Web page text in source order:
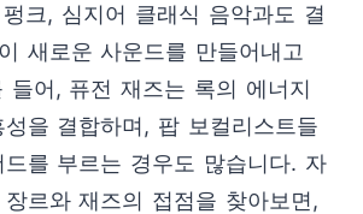
크, 심지어 클래식 음악과도 결
새로운 사운드를 만들어내고
들어, 퓨전 재즈는 록의 에너지
을 결합하며, 팝 보컬리스트들
를 부르는 경우도 많습니다. 자
르와 재즈의 접점을 찾아보면,